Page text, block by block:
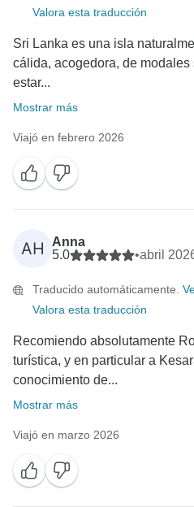
Valora esta traducción
Sri Lanka es una isla
cálida, acogedora, de
estar...
Mostrar más
Viajó en febrero 2026
AH
Anna
5.0
•abril
Traducido automáticamente.
Valora esta traducción
Recomiendo absolutamente
turística, y en particular a
conocimiento de...
Mostrar más
Viajó en marzo 2026